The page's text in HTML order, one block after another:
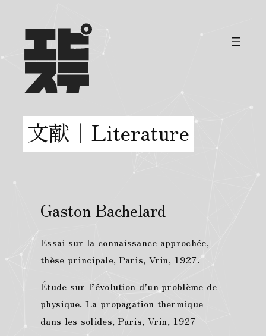
文献｜Literature
Gaston Bachelard
Essai sur la connaissance approchée,
thèse principale, Paris, Vrin, 1927.
Étude sur l’évolution d’un problème de
physique. La propagation thermique
dans les solides, Paris, Vrin, 1927